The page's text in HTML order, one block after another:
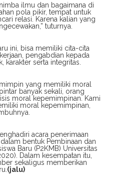
ilmu dan bagaimana di
pola pikir, tempat untuk
relasi. Karena kalian yang
tuturnya.
ini, bisa memiliki cita-cita
pengabdian kepada
karakter serta integritas.
yang memiliki moral
banyak sekali, orang
moral kepemimpinan. Kami
moral kepemimpinan,
acara penerimaan
bentuk Pembinaan dan
Baru (P2KMB) Universitas
Dalam kesempatan itu,
sekaligus memberikan
(jalu)